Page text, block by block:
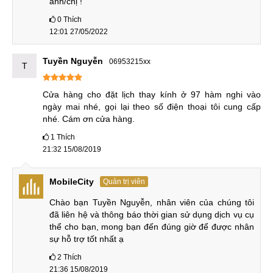
Sử dụng linh kiện có nguồn gốc: Linh kiện thay cho
Huawei Y7 Pro 2019 phải có giấy tờ, nguồn gốc minh
bạch, quan sát tem mác trên mặt kính để xem có phải
hàng thật hay không
Nhân viên kiểm tra mặt kính Huawei Y7 sau khi thay
Ưu điểm khi thay mặt kính tại MobileCity
Là một trung tâmsửa chữa điện thoại Huawei
Cung cấp dịch vụ thay mặt kính Huawei Y7 Pro 2019
chất lượng với mức giá ưu đãi.
Linh kiện thay thế là linh kiện chính hãng100%
, nguồn
gốc xuất xứ rõ ràng, zin mới hoàn toàn, có tem nhãn
mác, giấy tờ đầy đủ.
MobileCity sở hữu cơ sở vật chất khang trang hiện đại
0 Thích
12:01 27/05/2022
T Tuyền Nguyễn 06953215xx
Cửa hàng cho đặt lịch thay kính ở 97 hàm nghi vào
ngày mai nhé, gọi lại theo số điện thoại tôi cung cấp
nhé. Cám ơn cửa hàng.
1 Thích
21:32 15/08/2019
MobileCity Quản trị viên
Chào bạn Tuyền Nguyễn, nhân viên của chúng tôi
đã liên hệ và thông báo thời gian sử dụng dịch vụ cụ
thể cho bạn, mong bạn đến đúng giờ để được nhân
sự hỗ trợ tốt nhất ạ
2 Thích
21:36 15/08/2019